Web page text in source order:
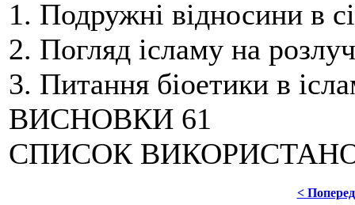
1. Подружні відносини в
2. Погляд ісламу на
3. Питання біоетики в
ВИСНОВКИ 61
СПИСОК
<